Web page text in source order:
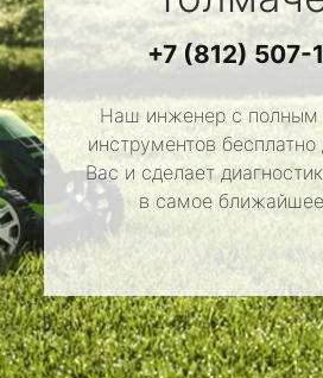
+7 (812) 507-
Наш инженер с полным
инструментов
Вас и сделает
в самое